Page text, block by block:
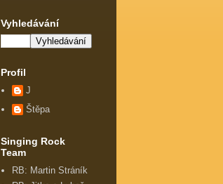
Vyhledávání
Profil
J
Štěpa
Singing Rock
Team
RB: Martin Stráník